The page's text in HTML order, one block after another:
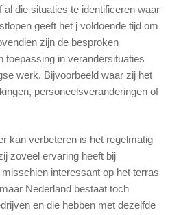
die situaties te identificeren waar
geeft het j voldoende tijd om
zijn de besproken
toepassing in verandersituaties
werk. Bijvoorbeeld waar zij het
personeelsveranderingen of
kan verbeteren is het regelmatig
zoveel ervaring heeft bij
interessant op het terras
Nederland bestaat toch
en die hebben met dezelfde